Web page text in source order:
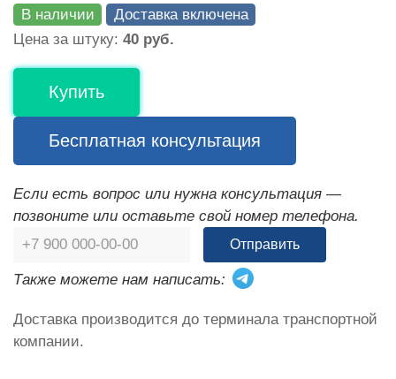
В наличии
Доставка включена
Цена за штуку: 40 руб.
Купить
Бесплатная консультация
Если есть вопрос или нужна консультация —
позвоните или оставьте свой номер телефона.
Отправить
Также можете нам написать:
Доставка производится до терминала транспортной
компании.